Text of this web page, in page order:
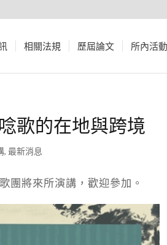
相關法規 歷屆論文 所內活動
歌的在地與跨境
, 最新消息
團將來所演講，歡迎參加。